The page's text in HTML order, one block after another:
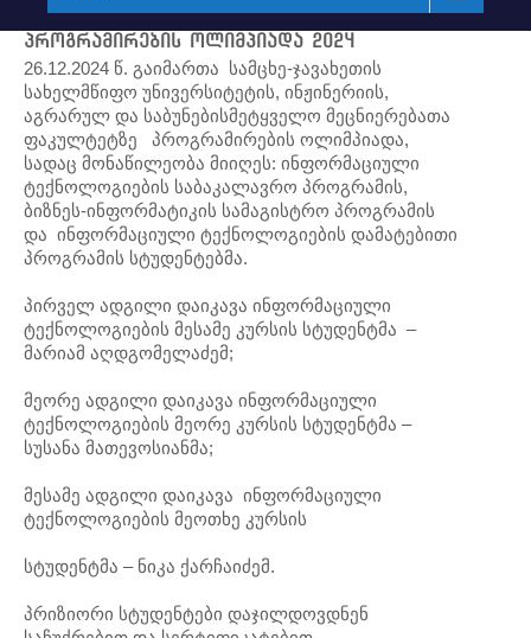
პროგრამირების ოლიმპიადა 2024
26.12.2024 წ. გაიმართა სამცხე-ჯავახეთის
სახელმწიფო უნივერსიტეტის, ინჟინერიის,
აგრარულ და საბუნებისმეტყველო მეცნიერებათა
ფაკულტეტზე პროგრამირების ოლიმპიადა,
სადაც მონაწილეობა მიიღეს: ინფორმაციული
ტექნოლოგიების საბაკალავრო პროგრამის,
ბიზნეს-ინფორმატიკის სამაგისტრო პროგრამის
და ინფორმაციული ტექნოლოგიების დამატებითი
პროგრამის სტუდენტებმა.
პირველ ადგილი დაიკავა ინფორმაციული
ტექნოლოგიების მესამე კურსის სტუდენტმა –
მარიამ აღდგომელაძემ;
მეორე ადგილი დაიკავა ინფორმაციული
ტექნოლოგიების მეორე კურსის სტუდენტმა –
სუსანა მათევოსიანმა;
მესამე ადგილი დაიკავა ინფორმაციული
ტექნოლოგიების მეოთხე კურსის
სტუდენტმა – ნიკა ქარჩაიძემ.
პრიზიორი სტუდენტები დაჯილდოვდნენ